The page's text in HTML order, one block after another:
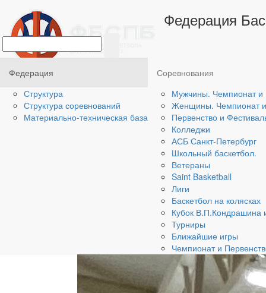
Федерация
Федерация
Структура
Структура соревнований
Материально-техническая база
Соревнования
Мужчины. Чемпионат и
Женщины. Чемпионат и
Первенство и
Колледжи
АСБ Санкт-Петербург
Школьный баскетбол.
Ветераны
Saint Basketball
Лиги
Баскетбол на колясках
Кубок В.П.Кондрашина
Турниры
Ближайшие игры
Чемпионат и
Академия В.П.
этаж)